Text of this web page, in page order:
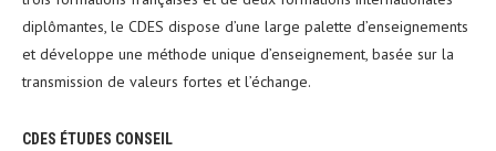
diplômantes, le CDES dispose d’une large palette d’enseignements
et développe une méthode unique d’enseignement, basée sur la
transmission de valeurs fortes et l’échange.
CDES ÉTUDES CONSEIL